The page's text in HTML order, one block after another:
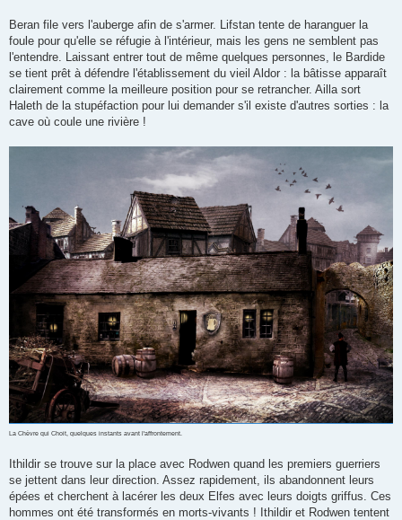
Beran file vers l'auberge afin de s'armer. Lifstan tente de haranguer la
foule pour qu'elle se réfugie à l'intérieur, mais les gens ne semblent pas
l'entendre. Laissant entrer tout de même quelques personnes, le Bardide
se tient prêt à défendre l'établissement du vieil Aldor : la bâtisse apparaît
clairement comme la meilleure position pour se retrancher. Ailla sort
Haleth de la stupéfaction pour lui demander s'il existe d'autres sorties : la
cave où coule une rivière !
La Chèvre qui Choit, quelques instants avant l'affrontement.
Ithildir se trouve sur la place avec Rodwen quand les premiers guerriers
se jettent dans leur direction. Assez rapidement, ils abandonnent leurs
épées et cherchent à lacérer les deux Elfes avec leurs doigts griffus. Ces
hommes ont été transformés en morts-vivants ! Ithildir et Rodwen tentent